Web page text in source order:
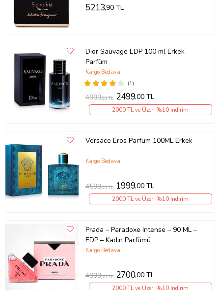
5213,90 TL
Dior Sauvage EDP 100 ml Erkek
Parfüm
(1)
Kargo Bedava
4999,00 TL 2499,00 TL
2000 TL ve Üzeri %10 İndirim
Versace Eros Parfum 100ML Erkek
Kargo Bedava
4599,00 TL 1999,00 TL
2000 TL ve Üzeri %10 İndirim
Prada – Paradoxe Intense – 90 ML –
EDP – Kadın Parfümü
Kargo Bedava
4999,00 TL 2700,00 TL
2000 TL ve Üzeri %10 İndirim